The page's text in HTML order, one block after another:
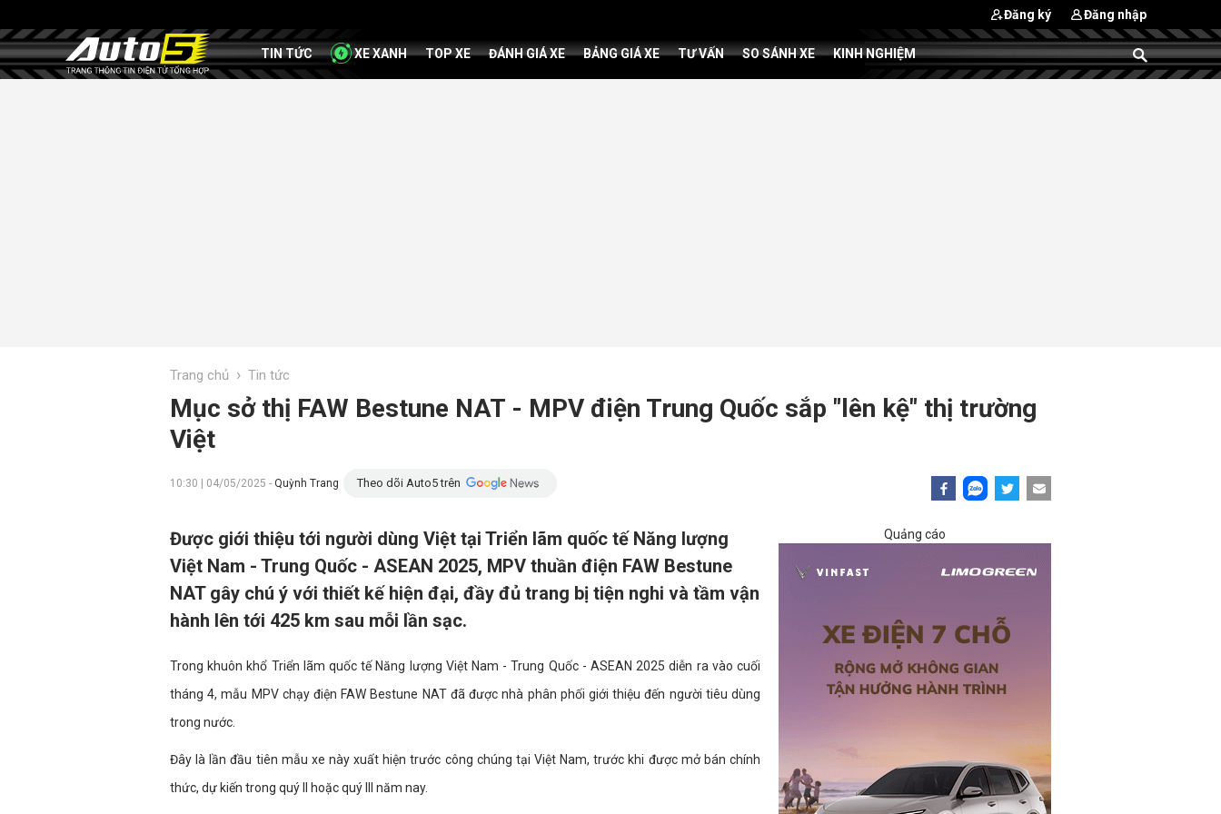
Đăng ký Đăng nhập
TIN TỨC XE XANH TOP XE ĐÁNH GIÁ XE BẢNG GIÁ XE TƯ VẤN SO SÁNH XE KINH NGHIỆM
Trang chủ › Tin tức
Mục sở thị FAW Bestune NAT - MPV điện Trung Quốc sắp "lên kệ" thị trường
Việt
10:30 | 04/05/2025 - Quỳnh Trang Theo dõi Auto5 trên
Được giới thiệu tới người dùng Việt tại Triển lãm quốc tế Năng lượng
Việt Nam - Trung Quốc - ASEAN 2025, MPV thuần điện FAW Bestune
NAT gây chú ý với thiết kế hiện đại, đầy đủ trang bị tiện nghi và tầm vận
hành lên tới 425 km sau mỗi lần sạc.
Trong khuôn khổ Triển lãm quốc tế Năng lượng Việt Nam - Trung Quốc - ASEAN 2025 diễn ra vào cuối
tháng 4, mẫu MPV chạy điện FAW Bestune NAT đã được nhà phân phối giới thiệu đến người tiêu dùng
trong nước.
Đây là lần đầu tiên mẫu xe này xuất hiện trước công chúng tại Việt Nam, trước khi được mở bán chính
thức, dự kiến trong quý II hoặc quý III năm nay.
Quảng cáo